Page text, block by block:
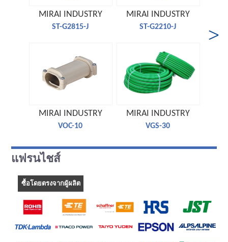
MIRAI INDUSTRY
ST-G2815-J
MIRAI INDUSTRY
VOC-10
MIRAI INDUSTRY
ST-G2210-J
MIRAI INDUSTRY
VGS-30
แฟรนไชส์
ซื้อโดยตรงจากผู้ผลิต